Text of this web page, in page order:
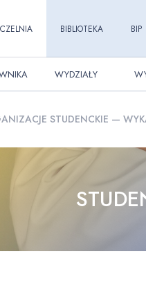
BIBLIOTEKA BIP
WYDZIAŁY
STUDENCKIE —